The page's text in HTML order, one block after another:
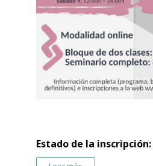
Estado de la inscripción: